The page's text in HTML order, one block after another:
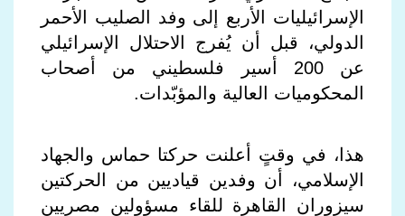
الإسرائيليات الأربع إلى وفد الصليب الأحمر
الدولي، قبل أن يُفرج الاحتلال الإسرائيلي
عن 200 أسير فلسطيني من أصحاب
المحكوميات العالية والمؤبّدات.
هذا، في وقتٍ أعلنت حركتا حماس والجهاد
الإسلامي، أن وفدين قياديين من الحركتين
سيزوران القاهرة للقاء مسؤولين مصريين